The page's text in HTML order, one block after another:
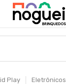
Play Eletrônicos